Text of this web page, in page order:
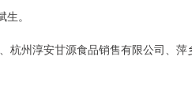
。
杭州淳安甘源食品销售有限公司、萍